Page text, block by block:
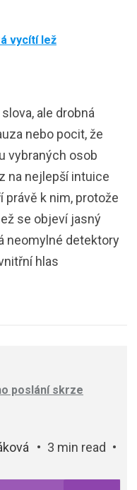
vycítí lež
ale drobná
nebo pocit, že
vybraných osob
na nejlepší intuice
k nim, protože
se objeví jasný
neomylné detektory
hlas
poslání skrze
3 min read